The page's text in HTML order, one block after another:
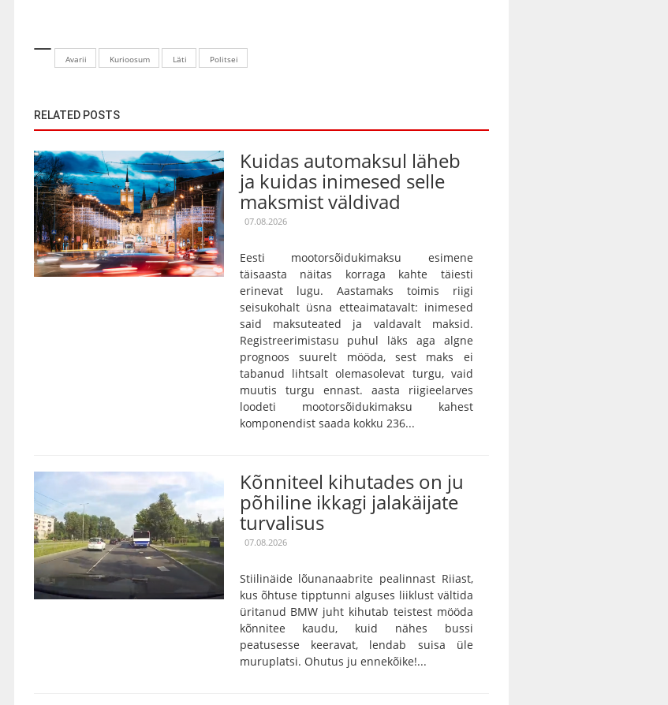
Avarii Kurioosum Läti Politsei
RELATED POSTS
Kuidas automaksul läheb
ja kuidas inimesed selle
maksmist väldivad
07.08.2026
Eesti mootorsõidukimaksu esimene
täisaasta näitas korraga kahte täiesti
erinevat lugu. Aastamaks toimis riigi
seisukohalt üsna etteaimatavalt: inimesed
said maksuteated ja valdavalt maksid.
Registreerimistasu puhul läks aga algne
prognoos suurelt mööda, sest maks ei
tabanud lihtsalt olemasolevat turgu, vaid
muutis turgu ennast. aasta riigieelarves
loodeti mootorsõidukimaksu kahest
komponendist saada kokku 236...
Kõnniteel kihutades on ju
põhiline ikkagi jalakäijate
turvalisus
07.08.2026
Stiilinäide lõunanaabrite pealinnast Riiast,
kus õhtuse tipptunni alguses liiklust vältida
üritanud BMW juht kihutab teistest mööda
kõnnitee kaudu, kuid nähes bussi
peatusesse keeravat, lendab suisa üle
muruplatsi. Ohutus ju ennekõike!...